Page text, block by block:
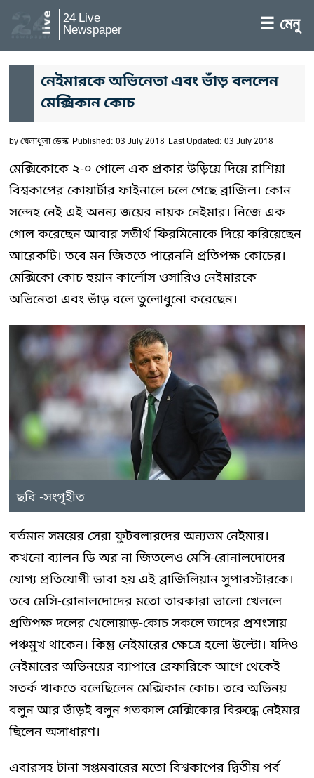
24 Live
Newspaper ☰ মেনু
নেইমারকে অভিনেতা এবং ভাঁড় বললেন
মেক্সিকান কোচ
byখেলাধুলা ডেস্ক Published: 03 July 2018 Last Updated: 03 July 2018
মেক্সিকোকে ২-০ গোলে এক প্রকার উড়িয়ে দিয়ে রাশিয়া
বিশ্বকাপের কোয়ার্টার ফাইনালে চলে গেছে ব্রাজিল। কোন
সন্দেহ নেই এই অনন্য জয়ের নায়ক নেইমার। নিজে এক
গোল করেছেন আবার সতীর্থ ফিরমিনোকে দিয়ে করিয়েছেন
আরেকটি। তবে মন জিততে পারেননি প্রতিপক্ষ কোচের।
মেক্সিকো কোচ হুয়ান কার্লোস ওসারিও নেইমারকে
অভিনেতা এবং ভাঁড় বলে তুলোধুনো করেছেন।
ছবি -সংগৃহীত
বর্তমান সময়ের সেরা ফুটবলারদের অন্যতম নেইমার।
কখনো ব্যালন ডি অর না জিতলেও মেসি-রোনালদোদের
যোগ্য প্রতিযোগী ভাবা হয় এই ব্রাজিলিয়ান সুপারস্টারকে।
তবে মেসি-রোনালদোদের মতো তারকারা ভালো খেললে
প্রতিপক্ষ দলের খেলোয়াড়-কোচ সকলে তাদের প্রশংসায়
পঞ্চমুখ থাকেন। কিন্তু নেইমারের ক্ষেত্রে হলো উল্টো। যদিও
নেইমারের অভিনয়ের ব্যাপারে রেফারিকে আগে থেকেই
সতর্ক থাকতে বলেছিলেন মেক্সিকান কোচ। তবে অভিনয়
বলুন আর ভাঁড়ই বলুন গতকাল মেক্সিকোর বিরুদ্ধে নেইমার
ছিলেন অসাধারণ।
এবারসহ টানা সপ্তমবারের মতো বিশ্বকাপের দ্বিতীয় পর্ব